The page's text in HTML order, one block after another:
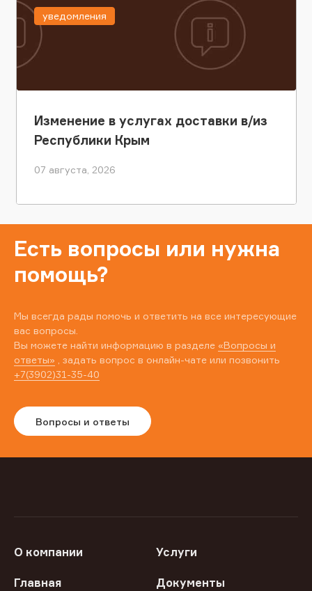
Изменение в услугах доставки в/из
Республики Крым
07 августа, 2026
уведомления
Есть вопросы или нужна
помощь?
Мы всегда рады помочь и ответить на все интересующие
вас вопросы.
Вы можете найти информацию в разделе «Вопросы и
ответы» , задать вопрос в онлайн-чате или позвонить
+7(3902)31-35-40
Вопросы и ответы
О компании Услуги
Главная Документы